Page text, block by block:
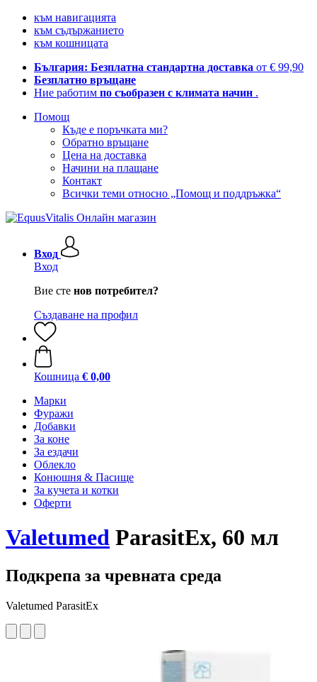
към навигацията
към съдържанието
към кошницата
България: Безплатна стандартна доставка от € 99,90
Безплатно връщане
Ние работим по съобразен с климата начин .
Помощ
Къде е поръчката ми?
Обратно връщане
Цена на доставка
Начини на плащане
Контакт
Всички теми относно „Помощ и поддръжка“
Вход
Вход
Вие сте нов потребител?
Създаване на профил
Кошница € 0,00
Марки
Фуражи
Добавки
За коне
За ездачи
Облекло
Конюшня & Пасище
За кучета и котки
Оферти
Valetumed ParasitEx, 60 мл
Подкрепа за чревната среда
Valetumed ParasitEx